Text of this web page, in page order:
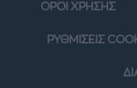
ΟΡΟΙ ΧΡΗΣΗΣ
ΡΥΘΜΙΣΕΙΣ